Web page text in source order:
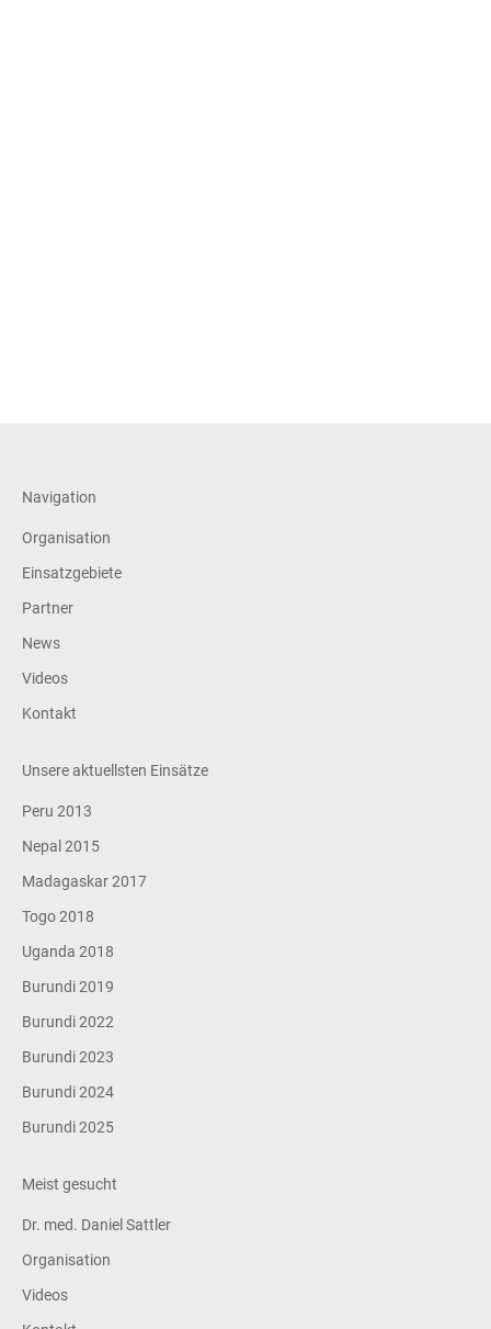
Navigation
Organisation
Einsatzgebiete
Partner
News
Videos
Kontakt
Unsere aktuellsten Einsätze
Peru 2013
Nepal 2015
Madagaskar 2017
Togo 2018
Uganda 2018
Burundi 2019
Burundi 2022
Burundi 2023
Burundi 2024
Burundi 2025
Meist gesucht
Dr. med. Daniel Sattler
Organisation
Videos